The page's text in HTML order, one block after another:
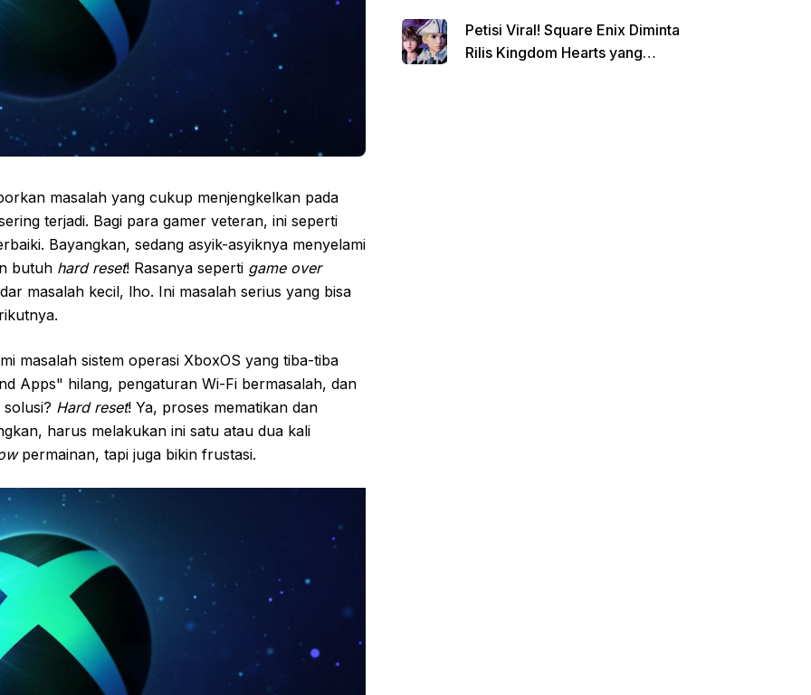
masalah yang cukup menjengkelkan pada
terjadi. Bagi para gamer veteran, ini seperti
Bayangkan, sedang asyik-asyiknya menyelami
butuh hard reset! Rasanya seperti game over
masalah kecil, lho. Ini masalah serius yang bisa
masalah sistem operasi XboxOS yang tiba-tiba
Apps" hilang, pengaturan Wi-Fi bermasalah, dan
Hard reset! Ya, proses mematikan dan
harus melakukan ini satu atau dua kali
permainan, tapi juga bikin frustasi.
Petisi Viral! Square Enix Diminta
Rilis Kingdom Hearts yang